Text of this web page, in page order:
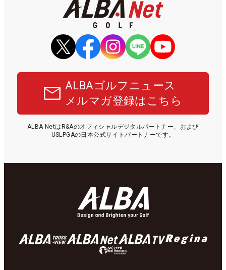
ALBAゴルフニュース
メルマガ登録はこちら
ALBA NetはR&Aのオフィシャルデジタルパートナー、および
USLPGAの日本公式サイトパートナーです。